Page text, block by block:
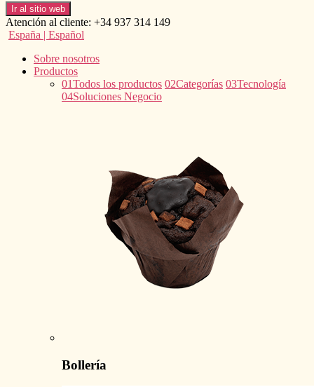
Ir al sitio web
Atención al cliente: +34 937 314 149
España | Español
Sobre nosotros
Productos
01Todos los productos 02Categorías 03Tecnología
04Soluciones Negocio
Bollería